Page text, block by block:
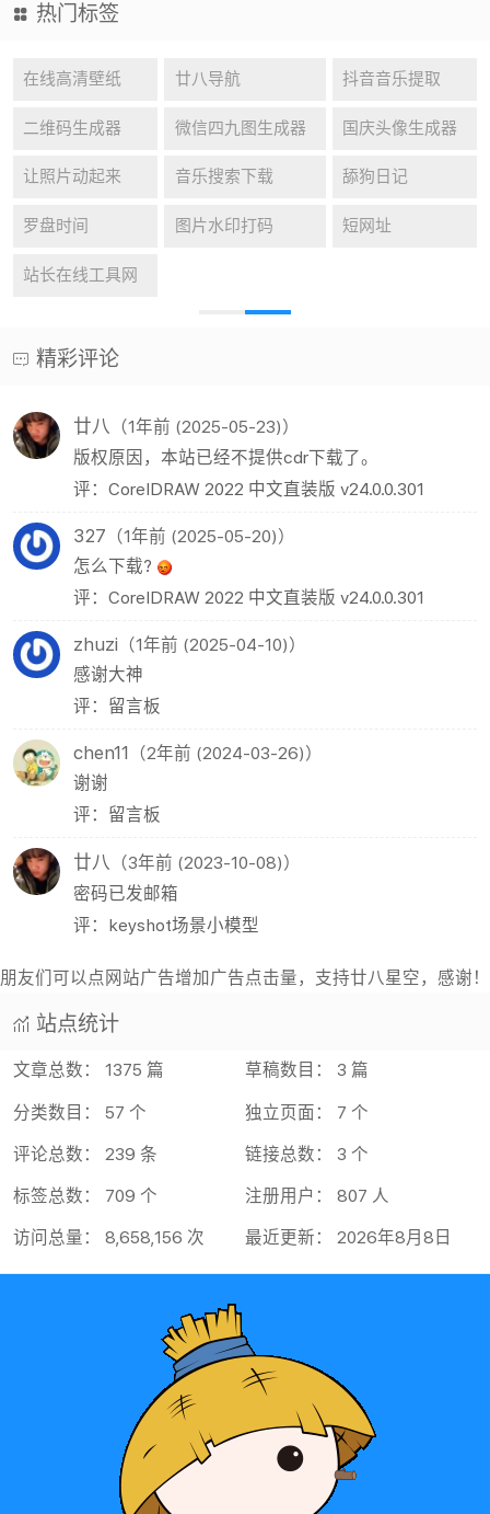
热门标签
在线高清壁纸 廿八导航 抖音音乐提取
二维码生成器 微信四九图生成器 国庆头像生成器
让照片动起来 音乐搜索下载 舔狗日记
罗盘时间 图片水印打码 短网址
站长在线工具网
精彩评论
廿八 （1年前 (2025-05-23)）
版权原因，本站已经不提供cdr下载了。
评：CorelDRAW 2022 中文直装版 v24.0.0.301
327 （1年前 (2025-05-20)）
怎么下载?
评：CorelDRAW 2022 中文直装版 v24.0.0.301
zhuzi （1年前 (2025-04-10)）
感谢大神
评：留言板
chen11 （2年前 (2024-03-26)）
谢谢
评：留言板
廿八 （3年前 (2023-10-08)）
密码已发邮箱
评：keyshot场景小模型
朋友们可以点网站广告增加广告点击量，支持廿八星空，感谢！
站点统计
文章总数： 1375 篇 草稿数目： 3 篇
分类数目： 57 个 独立页面： 7 个
评论总数： 239 条 链接总数： 3 个
标签总数： 709 个 注册用户： 807 人
访问总量： 8,658,156 次 最近更新： 2026年8月8日